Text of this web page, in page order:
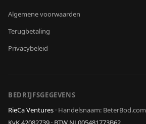
Algemene voorwaarden
Terugbetaling
Privacybeleid
BEDRIJFSGEGEVENS
RieCa Ventures · Handelsnaam: BeterBod.com